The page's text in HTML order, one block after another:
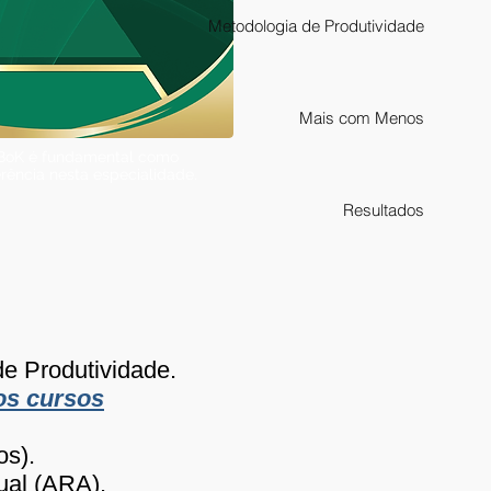
Metodologia de Produtividade
Mais com Menos
Resultados
Produtividade.
cursos
(ARA).